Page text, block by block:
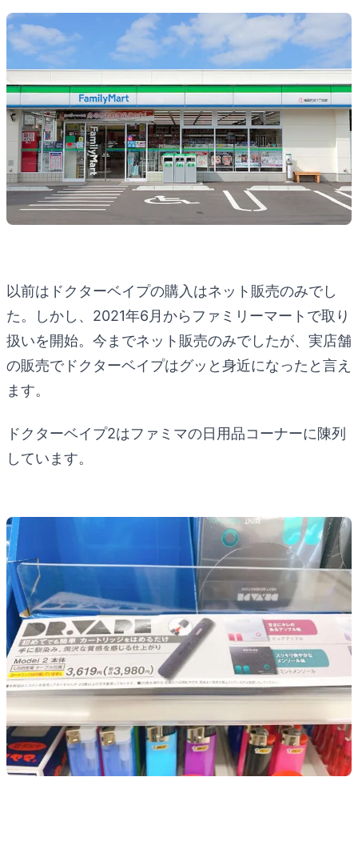
以前はドクターベイプの購入はネット販売のみでし
た。しかし、2021年6月からファミリーマートで取り
扱いを開始。今までネット販売のみでしたが、実店舗
の販売でドクターベイプはグッと身近になったと言え
ます。
ドクターベイプ2はファミマの日用品コーナーに陳列
しています。